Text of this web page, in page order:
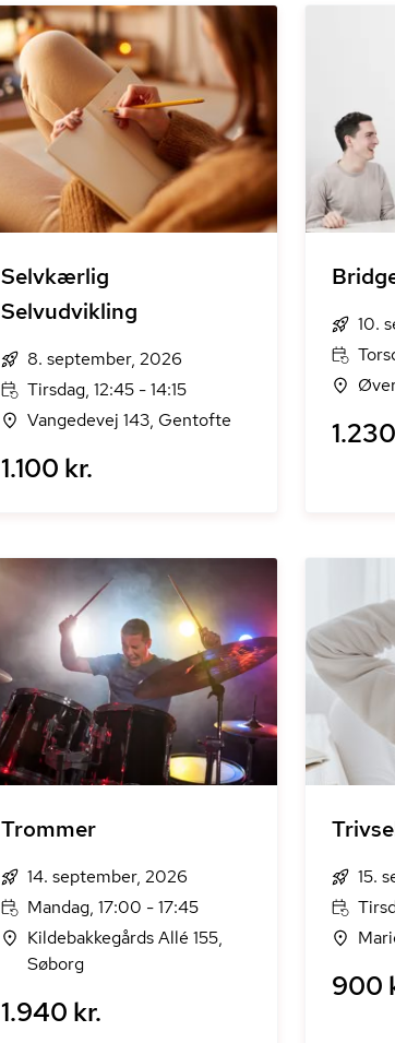
Selvkærlig
Selvudvikling
8. september, 2026
Tirsdag, 12:45 - 14:15
Vangedevej 143, Gentofte
1.100 kr.
10.
Trommer
14. september, 2026
Mandag, 17:00 - 17:45
Kildebakkegårds Allé 155,
Søborg
1.940 kr.
15.
900